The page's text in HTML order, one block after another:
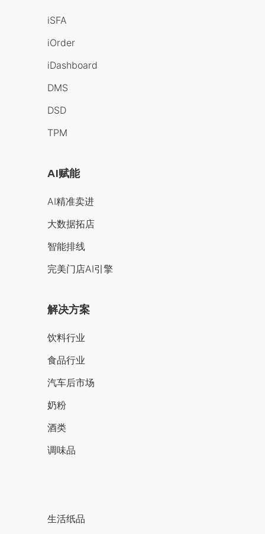
iSFA
iOrder
iDashboard
DMS
DSD
TPM
AI赋能
AI精准卖进
大数据拓店
智能排线
完美门店AI引擎
解决方案
饮料行业
食品行业
汽车后市场
奶粉
酒类
调味品
生活纸品